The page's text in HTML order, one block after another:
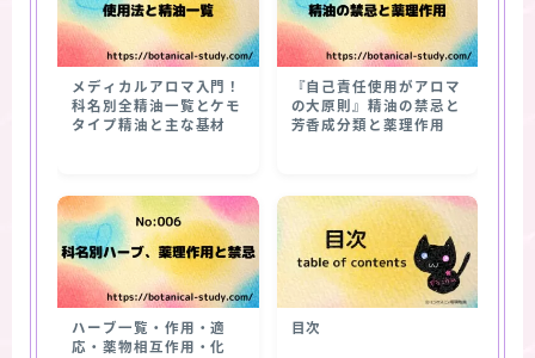
メディカルアロマ入門！
科名別全精油一覧とケモ
タイプ精油と主な基材
『自己責任使用がアロマ
の大原則』精油の禁忌と
芳香成分類と薬理作用
ハーブ一覧・作用・適
応・薬物相互作用・化
目次